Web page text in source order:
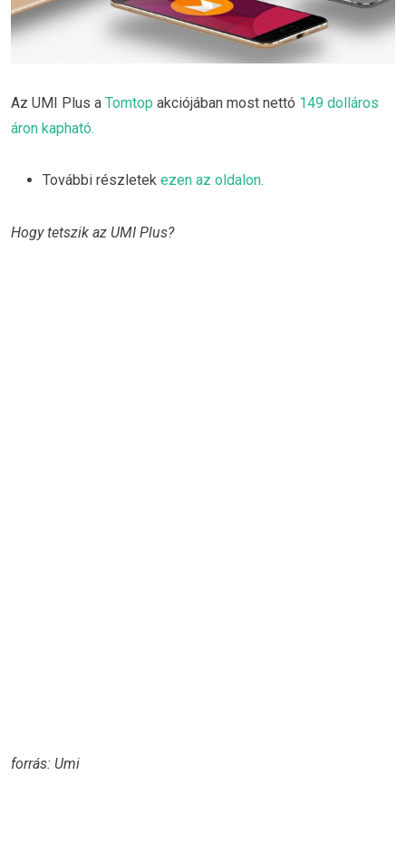
Az UMI Plus a Tomtop akciójában most nettó 149 dolláros
áron kapható.
További részletek ezen az oldalon.
Hogy tetszik az UMI Plus?
forrás: Umi